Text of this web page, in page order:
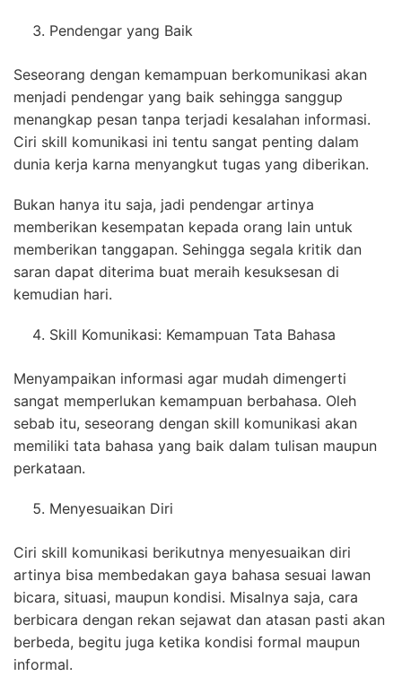
Pendengar yang Baik
Seseorang dengan kemampuan berkomunikasi akan
menjadi pendengar yang baik sehingga sanggup
menangkap pesan tanpa terjadi kesalahan informasi.
Ciri skill komunikasi ini tentu sangat penting dalam
dunia kerja karna menyangkut tugas yang diberikan.
Bukan hanya itu saja, jadi pendengar artinya
memberikan kesempatan kepada orang lain untuk
memberikan tanggapan. Sehingga segala kritik dan
saran dapat diterima buat meraih kesuksesan di
kemudian hari.
Skill Komunikasi: Kemampuan Tata Bahasa
Menyampaikan informasi agar mudah dimengerti
sangat memperlukan kemampuan berbahasa. Oleh
sebab itu, seseorang dengan skill komunikasi akan
memiliki tata bahasa yang baik dalam tulisan maupun
perkataan.
Menyesuaikan Diri
Ciri skill komunikasi berikutnya menyesuaikan diri
artinya bisa membedakan gaya bahasa sesuai lawan
bicara, situasi, maupun kondisi. Misalnya saja, cara
berbicara dengan rekan sejawat dan atasan pasti akan
berbeda, begitu juga ketika kondisi formal maupun
informal.